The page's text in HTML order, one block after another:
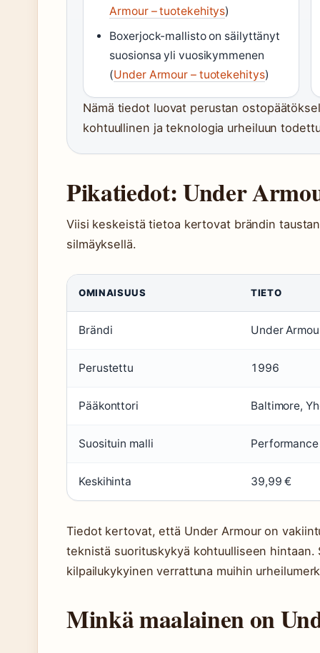
Armour – tuotekehitys)
Boxerjock-mallisto on säilyttänyt
suosionsa yli vuosikymmenen
(Under Armour – tuotekehitys)
Nämä tiedot luovat perustan
kohtuullinen ja teknologia urheiluun
Pikatiedot: Under
Viisi keskeistä tietoa kertovat brändin
silmäyksellä.
OMINAISUUS TIETO
Brändi Under
Perustettu 1996
Pääkonttori Baltimore,
Suosituin malli
Keskihinta 39,99 €
Tiedot kertovat, että Under Armour on
teknistä suorituskykyä kohtuulliseen
kilpailukykyinen verrattuna muihin
Minkä maalainen on